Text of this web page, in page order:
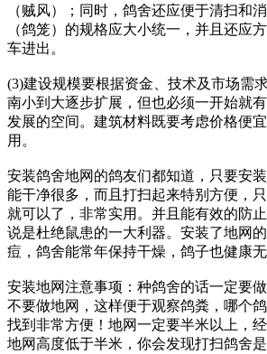
（贼风）；同时，鸽舍还应便于清扫和
（鸽笼）的规格应大小统一，并且还应
车进出。
(3)建设规模要根据资金、技术及市场需
南小到大逐步扩展，但也必须一开始就
发展的空间。建筑材料既要考虑价格便
用。
安装鸽舍地网的鸽友们都知道，只要安
能干净很多，而且打扫起来特别方便，
就可以了，非常实用。并且能有效的防
说是杜绝鼠患的一大利器。安装了地网
痘，鸽舍能常年保持干燥，鸽子也健康无
安装地网注意事项：种鸽舍的话一定要
不要做地网，这样便于观察鸽粪，哪个
找到非常方便！地网一定要半米以上，
地网高度低于半米，你会发现打扫鸽舍